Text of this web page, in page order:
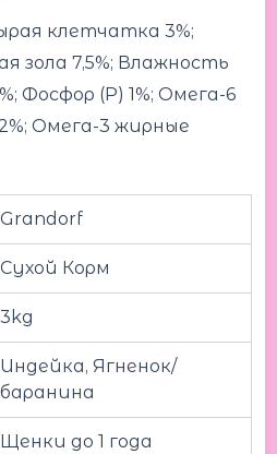
клетчатка 3%;
зола 7,5%; Влажность
Фосфор (P) 1%; Омега-6
Омега-3 жирные
Grandorf
Сухой Корм
3kg
Индейка, Ягненок/
баранина
Щенки до 1 года